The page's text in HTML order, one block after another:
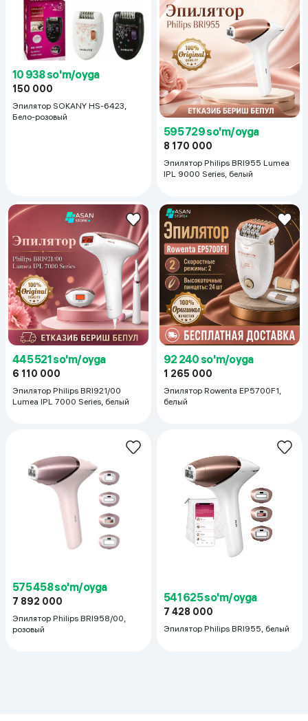
10 938 so'm/oyga
150 000
Эпилятор SOKANY HS-6423,
Бело-розовый
595 729 so'm/oyga
8 170 000
Эпилятор Philips BRI955 Lumea
IPL 9000 Series, белый
445 521 so'm/oyga
6 110 000
Эпилятор Philips BRI921/00
Lumea IPL 7000 Series, белый
92 240 so'm/oyga
1 265 000
Эпилятор Rowenta EP5700F1,
белый
575 458 so'm/oyga
7 892 000
Эпилятор Philips BRI958/00,
розовый
541 625 so'm/oyga
7 428 000
Эпилятор Philips BRI955, белый